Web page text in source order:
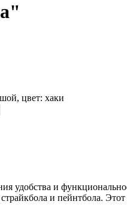
цвет: хаки
удобства и
и пейнтбола.